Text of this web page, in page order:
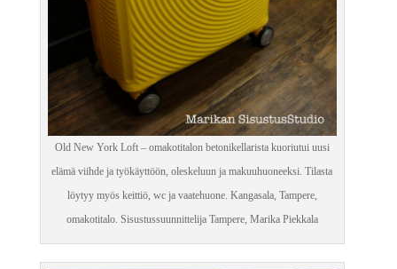
Old New York Loft – omakotitalon betonikellarista kuoriutui uusi
elämä viihde ja työkäyttöön, oleskeluun ja makuuhuoneeksi. Tilasta
löytyy myös keittiö, wc ja vaatehuone. Kangasala, Tampere,
omakotitalo. Sisustussuunnittelija Tampere, Marika Piekkala